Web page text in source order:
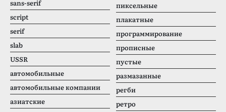
sans-serif
script
serif
slab
USSR
автомобильные
автомобильные компании
азиатские
пиксельные
плакатные
программирование
прописные
пустые
размазанные
регби
ретро